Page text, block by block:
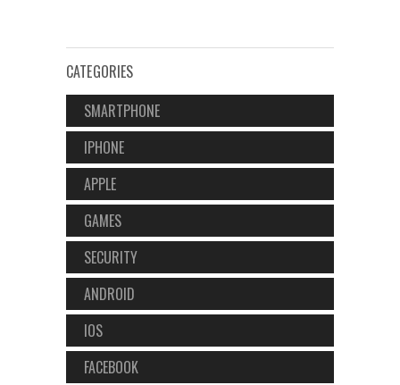
CATEGORIES
SMARTPHONE
IPHONE
APPLE
GAMES
SECURITY
ANDROID
IOS
FACEBOOK